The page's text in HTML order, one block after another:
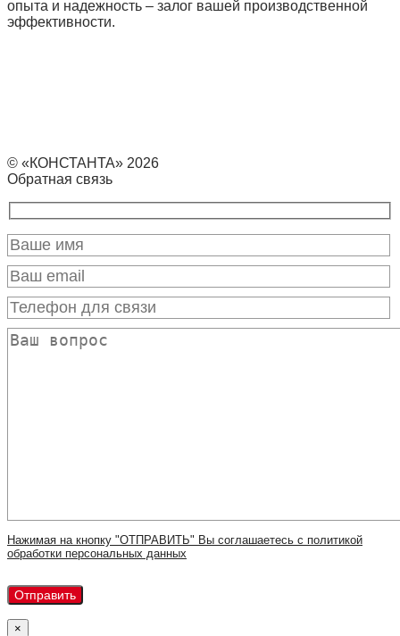
опыта и надежность – залог вашей производственной
эффективности.
© «КОНСТАНТА» 2026
Обратная связь
Нажимая на кнопку "ОТПРАВИТЬ" Вы соглашаетесь с политикой
обработки персональных данных
×